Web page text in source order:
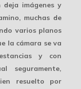
imágenes y
muchas de
varios planos
la cámara se va
y con
seguramente,
resuelto por